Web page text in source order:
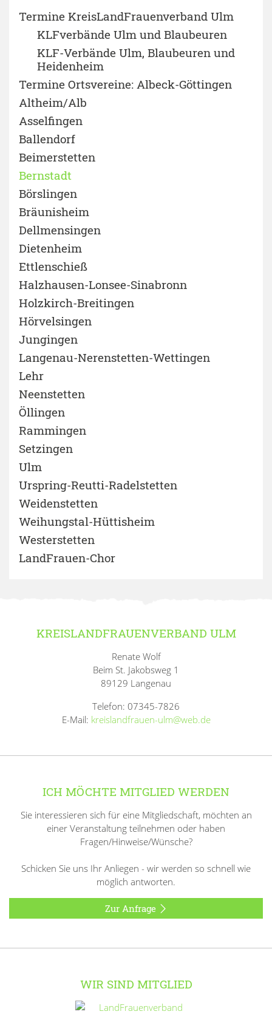
Termine KreisLandFrauenverband Ulm
KLFverbände Ulm und Blaubeuren
KLF-Verbände Ulm, Blaubeuren und
Heidenheim
Termine Ortsvereine: Albeck-Göttingen
Altheim/Alb
Asselfingen
Ballendorf
Beimerstetten
Bernstadt
Börslingen
Bräunisheim
Dellmensingen
Dietenheim
Ettlenschieß
Halzhausen-Lonsee-Sinabronn
Holzkirch-Breitingen
Hörvelsingen
Jungingen
Langenau-Nerenstetten-Wettingen
Lehr
Neenstetten
Öllingen
Rammingen
Setzingen
Ulm
Urspring-Reutti-Radelstetten
Weidenstetten
Weihungstal-Hüttisheim
Westerstetten
LandFrauen-Chor
KREISLANDFRAUENVERBAND ULM
Renate Wolf
Beim St. Jakobsweg 1
89129 Langenau
Telefon: 07345-7826
E-Mail: kreislandfrauen-ulm@web.de
ICH MÖCHTE MITGLIED WERDEN
Sie interessieren sich für eine Mitgliedschaft, möchten an
einer Veranstaltung teilnehmen oder haben
Fragen/Hinweise/Wünsche?
Schicken Sie uns Ihr Anliegen - wir werden so schnell wie
möglich antworten.
Zur Anfrage
WIR SIND MITGLIED